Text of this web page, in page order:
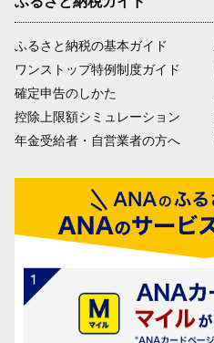
ふるさと納税の基本ガイド
ワンストップ特例制度ガイド
確定申告のしかた
控除上限額シミュレーション
年金受給者・自営業者の方へ